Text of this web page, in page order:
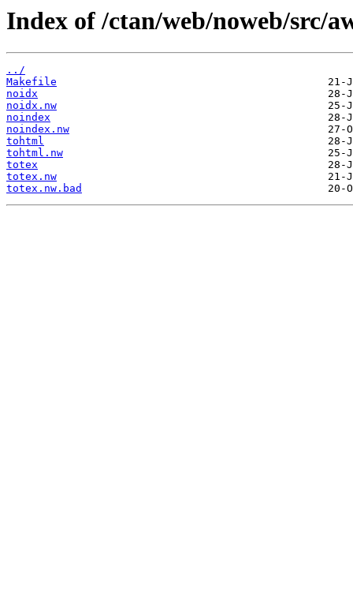
Index of /ctan/web/noweb/src/
../
Makefile
noidx
noidx.nw
noindex
noindex.nw
tohtml
tohtml.nw
totex
totex.nw
totex.nw.bad